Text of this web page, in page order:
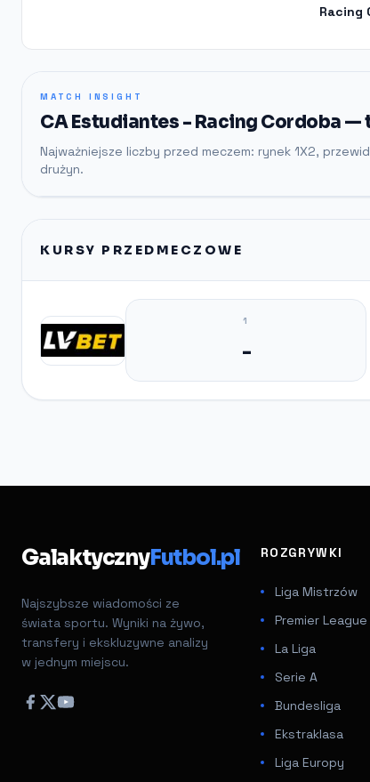
Racing
MATCH INSIGHT
CA Estudiantes - Racing Cordoba
Najważniejsze liczby przed meczem: rynek 1X2,
drużyn.
KURSY PRZEDMECZOWE
1
-
GalaktycznyFutbol.pl
Najszybsze wiadomości ze
świata sportu. Wyniki na żywo,
transfery i ekskluzywne analizy
w jednym miejscu.
ROZGRYWKI
Liga Mistrzów
Premier League
La Liga
Serie A
Bundesliga
Ekstraklasa
Liga Europy